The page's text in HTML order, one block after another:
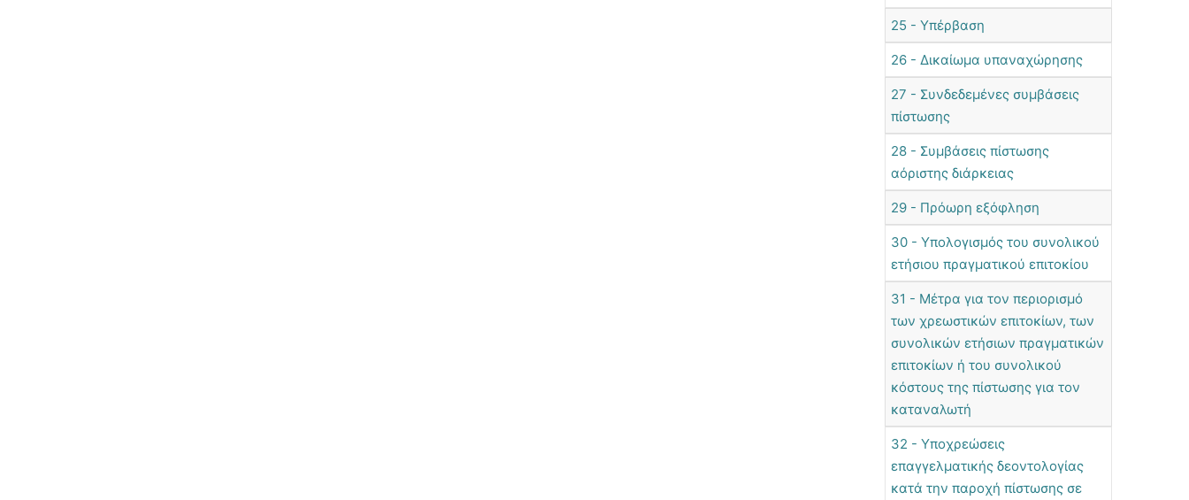
25 - Υπέρβαση
26 - Δικαίωμα υπαναχώρησης
27 - Συνδεδεμένες συμβάσεις
πίστωσης
28 - Συμβάσεις πίστωσης
αόριστης διάρκειας
29 - Πρόωρη εξόφληση
30 - Υπολογισμός του συνολικού
ετήσιου πραγματικού επιτοκίου
31 - Μέτρα για τον περιορισμό
των χρεωστικών επιτοκίων, των
συνολικών ετήσιων πραγματικών
επιτοκίων ή του συνολικού
κόστους της πίστωσης για τον
καταναλωτή
32 - Υποχρεώσεις
επαγγελματικής δεοντολογίας
κατά την παροχή πίστωσης σε